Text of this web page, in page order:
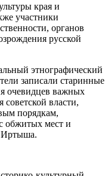
края и
участники
органов
русской
этнографический
записали старинные
очевидцев важных
власти,
порядкам,
обжитых мест и
Иртыша.